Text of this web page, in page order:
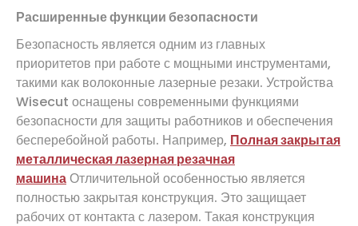
Расширенные функции безопасности
Безопасность является одним из главных
приоритетов при работе с мощными инструментами,
такими как волоконные лазерные резаки. Устройства
Wisecut оснащены современными функциями
безопасности для защиты работников и обеспечения
бесперебойной работы. Например, Полная закрытая
металлическая лазерная резачная
машинаОтличительной особенностью является
полностью закрытая конструкция. Это защищает
рабочих от контакта с лазером. Такая конструкция